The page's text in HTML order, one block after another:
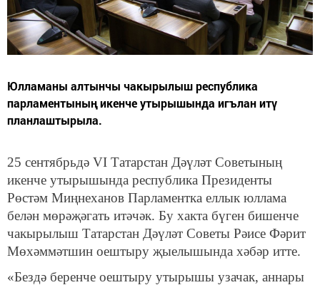
Юлламаны алтынчы чакырылыш республика
парламентының икенче утырышында игълан итү
планлаштырыла.
25 сентябрьдә VI Татарстан Дәүләт Советының
икенче утырышында республика Президенты
Рөстәм Миңнеханов Парламентка еллык юллама
белән мөрәҗәгать итәчәк. Бу хакта бүген бишенче
чакырылыш Татарстан Дәүләт Советы Рәисе Фәрит
Мөхәммәтшин оештыру җыелышында хәбәр итте.
«Бездә беренче оештыру утырышы узачак, аннары